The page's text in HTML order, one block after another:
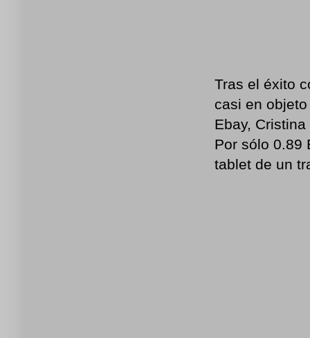
Tras el éxito
casi en
Ebay, Cristina
Por sólo 0.89
tablet de un